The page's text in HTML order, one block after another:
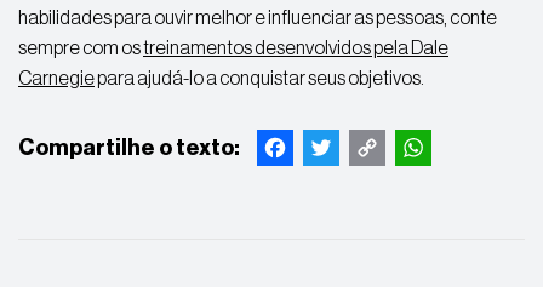
habilidades para ouvir melhor e influenciar as pessoas, conte
sempre com ostreinamentos desenvolvidos pela Dale
Carnegiepara ajudá-lo a conquistar seus objetivos.
FacebookTwitterCopy
WhatsApp